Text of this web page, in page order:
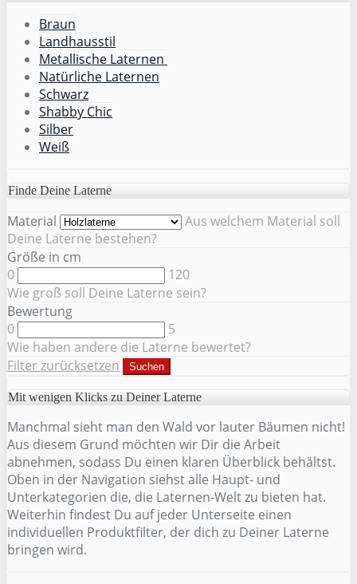
Braun
Landhausstil
Metallische Laternen
Natürliche Laternen
Schwarz
Shabby Chic
Silber
Weiß
Finde Deine Laterne
Material
Aus welchem Material soll
Deine Laterne bestehen?
Größe in cm
0
120
Wie groß soll Deine Laterne sein?
Bewertung
0
5
Wie haben andere die Laterne bewertet?
Filter zurücksetzen
Suchen
Mit wenigen Klicks zu Deiner Laterne
Manchmal sieht man den Wald vor lauter Bäumen nicht!
Aus diesem Grund möchten wir Dir die Arbeit
abnehmen, sodass Du einen klaren Überblick behältst.
Oben in der Navigation siehst alle Haupt- und
Unterkategorien die, die Laternen-Welt zu bieten hat.
Weiterhin findest Du auf jeder Unterseite einen
individuellen Produktfilter, der dich zu Deiner Laterne
bringen wird.